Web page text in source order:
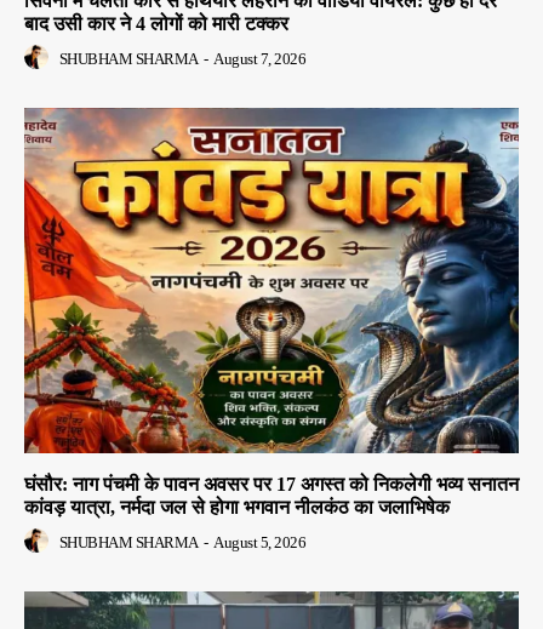
बाद उसी कार ने 4 लोगों को मारी टक्कर
SHUBHAM SHARMA - August 7, 2026
घंसौर: नाग पंचमी के पावन अवसर पर 17 अगस्त को निकलेगी भव्य सनातन
कांवड़ यात्रा, नर्मदा जल से होगा भगवान नीलकंठ का जलाभिषेक
SHUBHAM SHARMA - August 5, 2026